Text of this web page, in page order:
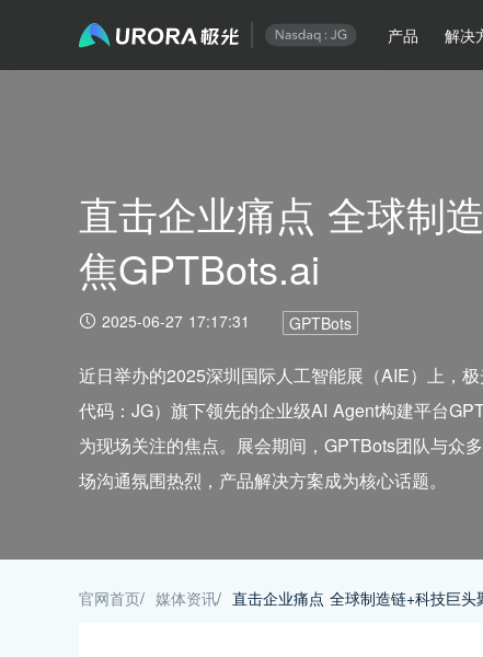
产品 解决
直击企业痛点 全球制
焦GPTBots.ai
2025-06-27 17:17:31 GPTBots
近日举办的2025深圳国际人工智能展（AIE）上，
代码：JG）旗下领先的企业级AI Agent构建平台
为现场关注的焦点。展会期间，GPTBots团队与众
场沟通氛围热烈，产品解决方案成为核心话题。
官网首页/ 媒体资讯/ 直击企业痛点 全球制造链+科技巨头